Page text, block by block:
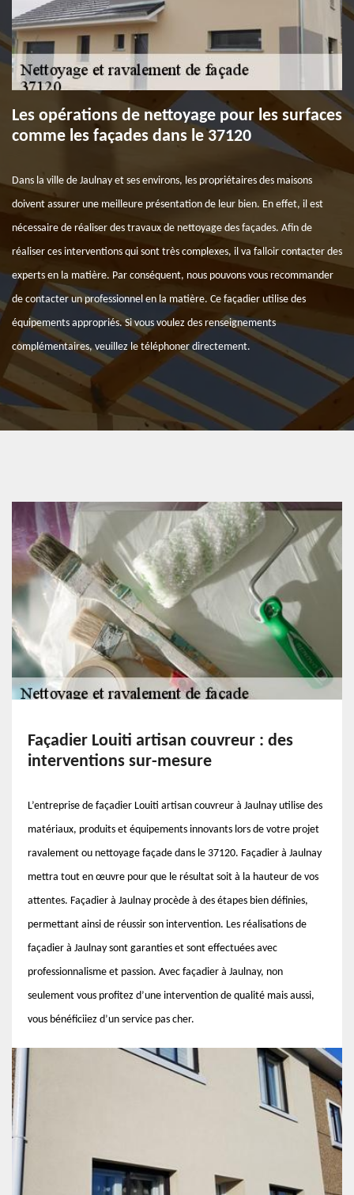
Les opérations de nettoyage pour les surfaces
comme les façades dans le 37120
Dans la ville de Jaulnay et ses environs, les propriétaires des maisons
doivent assurer une meilleure présentation de leur bien. En effet, il est
nécessaire de réaliser des travaux de nettoyage des façades. Afin de
réaliser ces interventions qui sont très complexes, il va falloir contacter des
experts en la matière. Par conséquent, nous pouvons vous recommander
de contacter un professionnel en la matière. Ce façadier utilise des
équipements appropriés. Si vous voulez des renseignements
complémentaires, veuillez le téléphoner directement.
Façadier Louiti artisan couvreur : des
interventions sur-mesure
L’entreprise de façadier Louiti artisan couvreur à Jaulnay utilise des
matériaux, produits et équipements innovants lors de votre projet
ravalement ou nettoyage façade dans le 37120. Façadier à Jaulnay
mettra tout en œuvre pour que le résultat soit à la hauteur de vos
attentes. Façadier à Jaulnay procède à des étapes bien définies,
permettant ainsi de réussir son intervention. Les réalisations de
façadier à Jaulnay sont garanties et sont effectuées avec
professionnalisme et passion. Avec façadier à Jaulnay, non
seulement vous profitez d’une intervention de qualité mais aussi,
vous bénéficiiez d’un service pas cher.